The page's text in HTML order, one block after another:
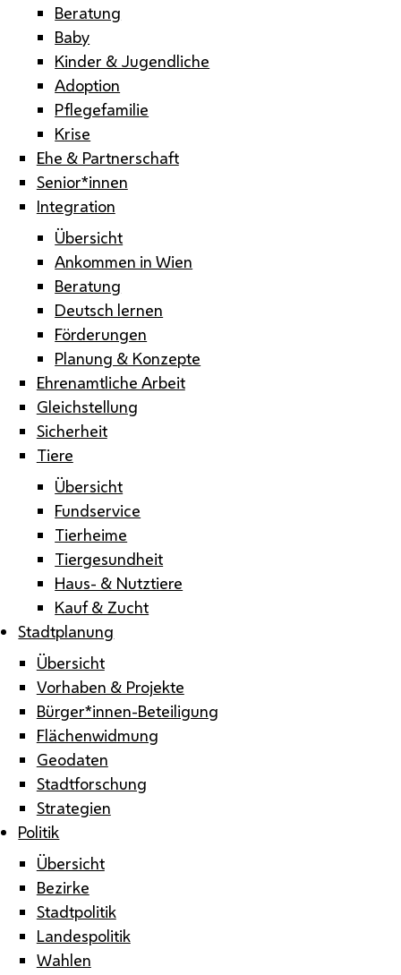
Beratung
Baby
Kinder & Jugendliche
Adoption
Pflegefamilie
Krise
Ehe & Partnerschaft
Senior*innen
Integration
Übersicht
Ankommen in Wien
Beratung
Deutsch lernen
Förderungen
Planung & Konzepte
Ehrenamtliche Arbeit
Gleichstellung
Sicherheit
Tiere
Übersicht
Fundservice
Tierheime
Tiergesundheit
Haus- & Nutztiere
Kauf & Zucht
Stadtplanung
Übersicht
Vorhaben & Projekte
Bürger*innen-Beteiligung
Flächenwidmung
Geodaten
Stadtforschung
Strategien
Politik
Übersicht
Bezirke
Stadtpolitik
Landespolitik
Wahlen